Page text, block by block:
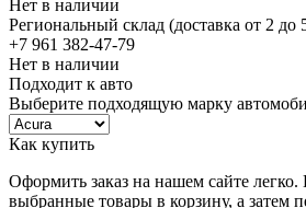
Нет в наличии
Региональный склад (доставка от 2 до
+7 961 382-47-79
Нет в наличии
Подходит к авто
Выберите подходящую марку
Как купить
Оформить заказ на нашем сайте легко.
выбранные товары в корзину, а затем